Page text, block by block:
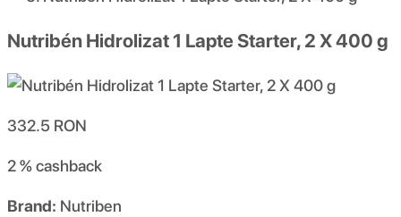
Nutribén Hidrolizat 1 Lapte Starter, 2 X 400 g
332.5 RON
2 %cashback
Brand: Nutriben